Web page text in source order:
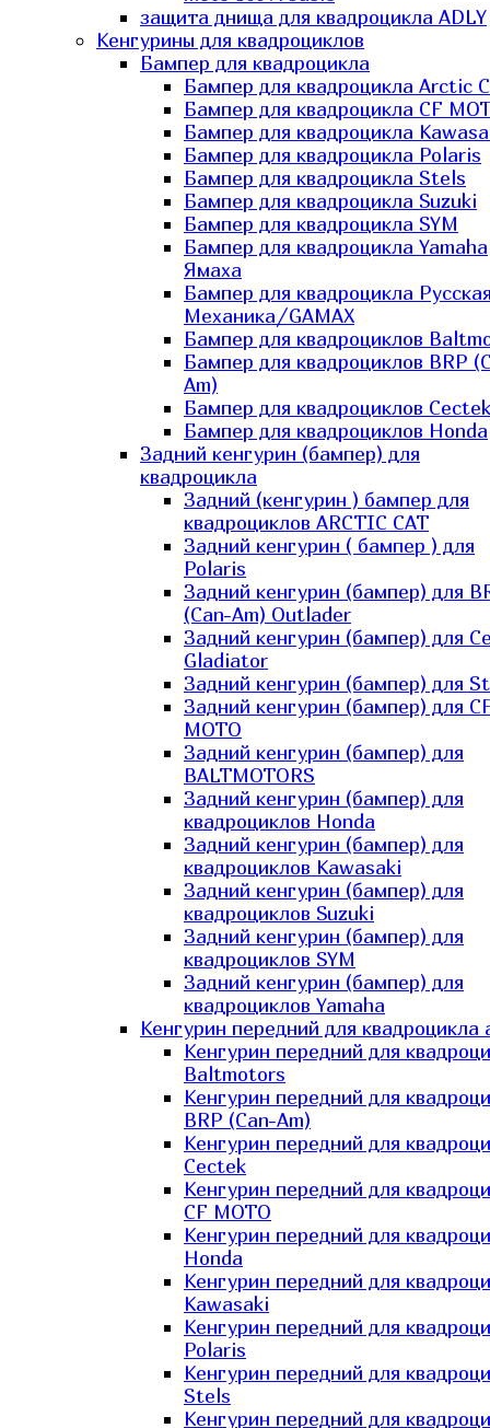
защита днища для квадроцикла ADLY
Кенгурины для квадроциклов
Бампер для квадроцикла
Бампер для квадроцикла Arctic
Бампер для квадроцикла CF
Бампер для квадроцикла
Бампер для квадроцикла Polaris
Бампер для квадроцикла Stels
Бампер для квадроцикла Suzuki
Бампер для квадроцикла SYM
Бампер для квадроцикла Yamaha
Ямаха
Бампер для квадроцикла
Механика/GAMAX
Бампер для квадроциклов
Бампер для квадроциклов BRP
Am)
Бампер для квадроциклов Cectek
Бампер для квадроциклов Honda
Задний кенгурин (бампер) для
квадроцикла
Задний (кенгурин ) бампер для
квадроциклов ARCTIC CAT
Задний кенгурин ( бампер ) для
Polaris
Задний кенгурин (бампер) для
(Can-Am) Outlader
Задний кенгурин (бампер) для
Gladiator
Задний кенгурин (бампер) для
Задний кенгурин (бампер) для
MOTO
Задний кенгурин (бампер) для
BALTMOTORS
Задний кенгурин (бампер) для
квадроциклов Honda
Задний кенгурин (бампер) для
квадроциклов Kawasaki
Задний кенгурин (бампер) для
квадроциклов Suzuki
Задний кенгурин (бампер) для
квадроциклов SYM
Задний кенгурин (бампер) для
квадроциклов Yamaha
Кенгурин передний для квадроцикла
Кенгурин передний для
Baltmotors
Кенгурин передний для
BRP (Can-Am)
Кенгурин передний для
Cectek
Кенгурин передний для
CF MOTO
Кенгурин передний для
Honda
Кенгурин передний для
Kawasaki
Кенгурин передний для
Polaris
Кенгурин передний для
Stels
Кенгурин передний для